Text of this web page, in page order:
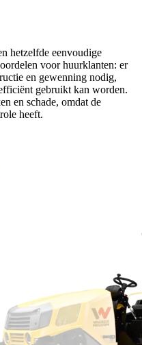
hetzelfde eenvoudige
voor huurklanten: er
en gewenning nodig,
gebruikt kan worden.
en schade, omdat de
heeft.